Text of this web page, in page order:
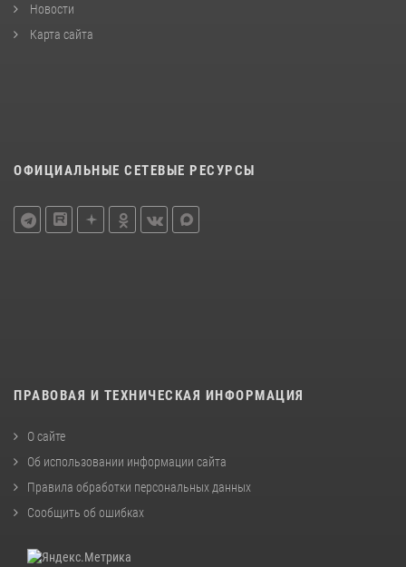
Новости
Карта сайта
ОФИЦИАЛЬНЫЕ СЕТЕВЫЕ РЕСУРСЫ
ПРАВОВАЯ И ТЕХНИЧЕСКАЯ ИНФОРМАЦИЯ
О сайте
Об использовании информации сайта
Правила обработки персональных данных
Сообщить об ошибках